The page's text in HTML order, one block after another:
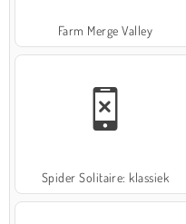
Farm Merge Valley
Spider Solitaire: klassiek